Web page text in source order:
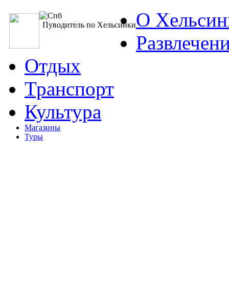
Пуводитель по ХельсинкиО
Отдых
Транспорт
Культура
Магазины
Туры